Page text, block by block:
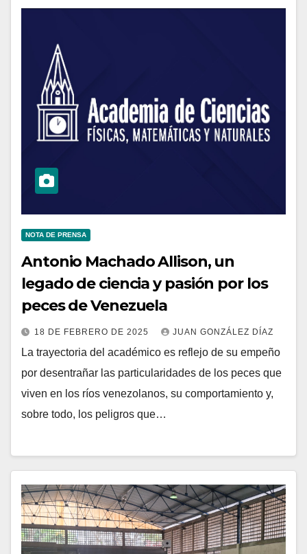
NOTA DE PRENSA
Antonio Machado Allison, un
legado de ciencia y pasión por los
peces de Venezuela
18 DE FEBRERO DE 2025 JUAN GONZÁLEZ DÍAZ
La trayectoria del académico es reflejo de su empeño
por desentrañar las particularidades de los peces que
viven en los ríos venezolanos, su comportamiento y,
sobre todo, los peligros que…